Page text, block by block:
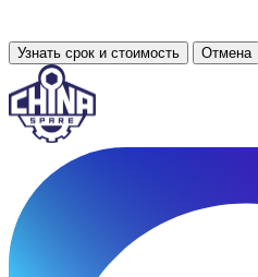
Узнать срок и стоимость Отмена